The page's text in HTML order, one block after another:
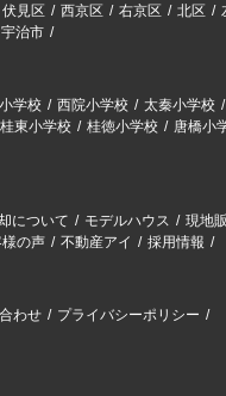
伏見区 西京区 右京区 北区
宇治市
学校 西院小学校 太秦小学校
桂東小学校 桂徳小学校
唐橋小
について モデルハウス
現地
様の声 不動産アイ 採用情報
わせ プライバシーポリシー